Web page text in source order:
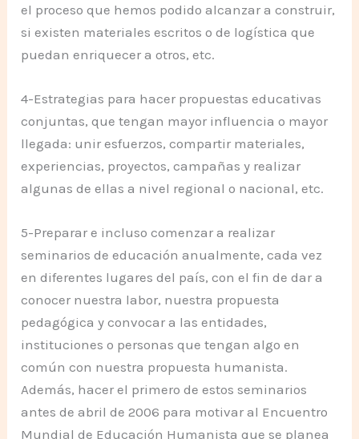
el proceso que hemos podido alcanzar a construir,
si existen materiales escritos o de logística que
puedan enriquecer a otros, etc.
4-Estrategias para hacer propuestas educativas
conjuntas, que tengan mayor influencia o mayor
llegada: unir esfuerzos, compartir materiales,
experiencias, proyectos, campañas y realizar
algunas de ellas a nivel regional o nacional, etc.
5-Preparar e incluso comenzar a realizar
seminarios de educación anualmente, cada vez
en diferentes lugares del país, con el fin de dar a
conocer nuestra labor, nuestra propuesta
pedagógica y convocar a las entidades,
instituciones o personas que tengan algo en
común con nuestra propuesta humanista.
Además, hacer el primero de estos seminarios
antes de abril de 2006 para motivar al Encuentro
Mundial de Educación Humanista que se planea